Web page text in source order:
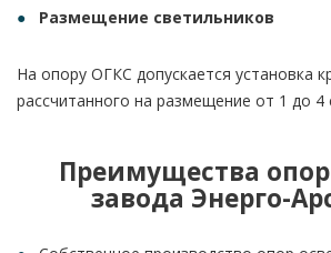
Размещение светильников
На опору ОГКС допускается установка
рассчитанного на размещение от 1 до 4
Преимущества
завода Энерго-